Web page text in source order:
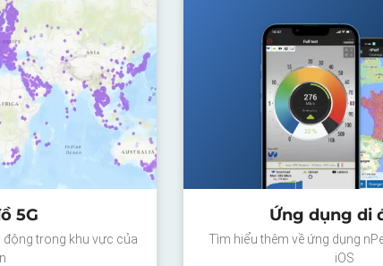
5G
động trong khu vực của
Ứng dụng di
Tìm hiểu thêm về ứng dụng
iOS